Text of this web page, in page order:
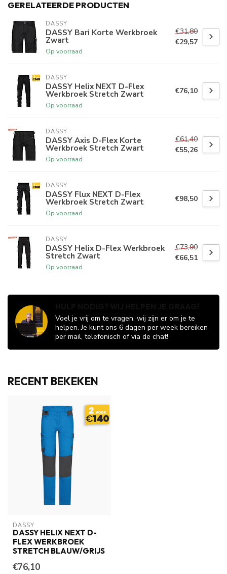
GERELATEERDE PRODUCTEN
DASSY
DASSY Bari Korte Werkbroek
Zwart
Op voorraad
€31,80
€29,57
DASSY
DASSY Helix NEXT D-Flex
Werkbroek Stretch Zwart
Op voorraad
€76,10
DASSY
DASSY Axis D-Flex Korte
Werkbroek Stretch Zwart
Op voorraad
€61,40
€55,26
DASSY
DASSY Flux NEXT D-Flex
Werkbroek Stretch Zwart
Op voorraad
€98,50
DASSY
DASSY Helix D-Flex Werkbroek
Stretch Zwart
Op voorraad
€73,90
€66,51
Voel je vrij om te vragen, wij zijn er om je te
helpen. Je kunt ons 6 dagen per week bereiken
per mail, telefonisch of via de chat!
RECENT BEKEKEN
DASSY
DASSY HELIX NEXT D-
FLEX WERKBROEK
STRETCH BLAUW/GRIJS
€76,10